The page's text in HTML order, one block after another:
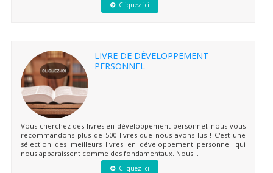
Cliquez ici
LIVRE DE DÉVELOPPEMENT
PERSONNEL
Vous cherchez des livres en développement personnel, nous vous
recommandons plus de 500 livres que nous avons lus ! C'est une
sélection des meilleurs livres en développement personnel qui
nous apparaissent comme des fondamentaux. Nous...
Cliquez ici